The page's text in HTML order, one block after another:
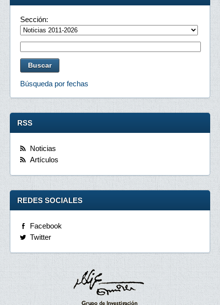
Sección:
Búsqueda por fechas
RSS
Noticias
Artículos
REDES SOCIALES
Facebook
Twitter